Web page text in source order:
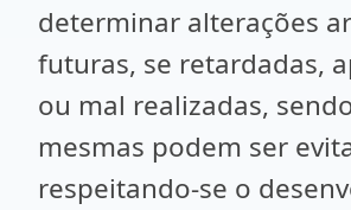
determinar alterações
futuras, se retardadas,
ou mal realizadas,
mesmas podem ser
respeitando-se o